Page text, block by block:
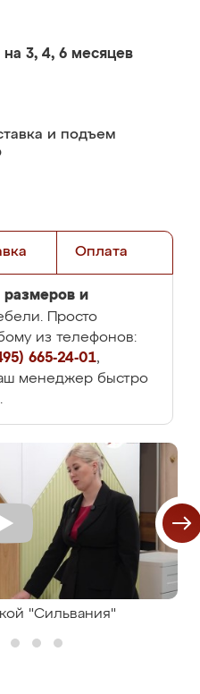
на 3, 4, 6 месяцев
и подъем
Оплата
размеров и
Просто
из телефонов:
665-24-01,
менеджер быстро
"Сильвания"